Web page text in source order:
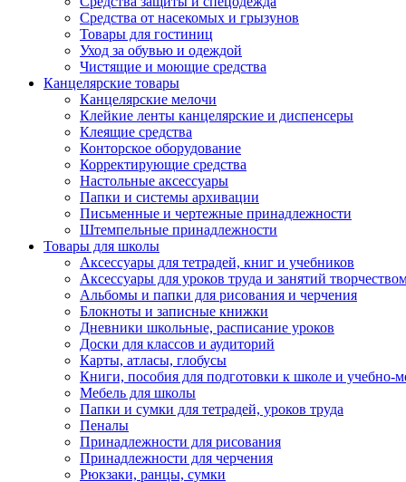
Средства от насекомых и грызунов
Товары для гостиниц
Уход за обувью и одеждой
Чистящие и моющие средства
Канцелярские товары
Канцелярские мелочи
Клейкие ленты канцелярские и диспенсеры
Клеящие средства
Конторское оборудование
Корректирующие средства
Настольные аксессуары
Папки и системы архивации
Письменные и чертежные принадлежности
Штемпельные принадлежности
Товары для школы
Аксессуары для тетрадей, книг и учебников
Аксессуары для уроков труда и занятий
Альбомы и папки для рисования и черчения
Блокноты и записные книжки
Дневники школьные, расписание уроков
Доски для классов и аудиторий
Карты, атласы, глобусы
Книги, пособия для подготовки к школе и учебно-
Мебель для школы
Папки и сумки для тетрадей, уроков труда
Пеналы
Принадлежности для рисования
Принадлежности для черчения
Рюкзаки, ранцы, сумки